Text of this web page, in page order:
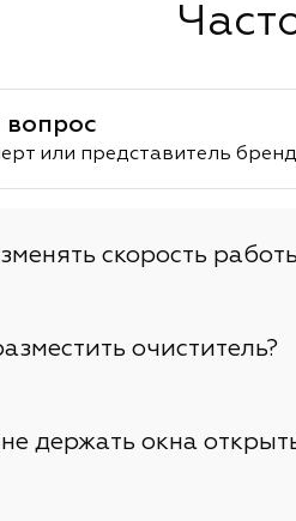
вопрос
или представитель
скорость
очиститель?
держать окна